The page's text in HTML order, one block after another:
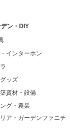
ン・DIY
インターホン
ッズ
資材・設備
グ・農業
ア・ガーデンファニチ